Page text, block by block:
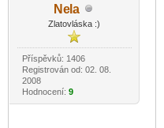
Nela
Zlatovláska :)
Příspěvků: 1406
Registrován od: 02. 08.
2008
Hodnocení: 9